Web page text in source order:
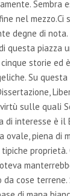
Sembra
nel mezzo.Ci
degne di nota.
questa piazza
storie ed
Su
sulle quali
di interesse è il
piena di
proprietà.
cose terrene.